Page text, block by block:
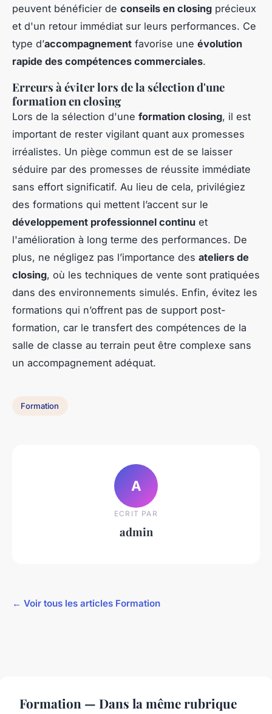
peuvent bénéficier de conseils en closing précieux
et d'un retour immédiat sur leurs performances. Ce
type d’accompagnement favorise une évolution
rapide des compétences commerciales.
Erreurs à éviter lors de la sélection d'une
formation en closing
Lors de la sélection d'une formation closing, il est
important de rester vigilant quant aux promesses
irréalistes. Un piège commun est de se laisser
séduire par des promesses de réussite immédiate
sans effort significatif. Au lieu de cela, privilégiez
des formations qui mettent l’accent sur le
développement professionnel continu et
l'amélioration à long terme des performances. De
plus, ne négligez pas l’importance des ateliers de
closing, où les techniques de vente sont pratiquées
dans des environnements simulés. Enfin, évitez les
formations qui n’offrent pas de support post-
formation, car le transfert des compétences de la
salle de classe au terrain peut être complexe sans
un accompagnement adéquat.
Formation
A
ECRIT PAR
admin
← Voir tous les articles Formation
Formation — Dans la même rubrique